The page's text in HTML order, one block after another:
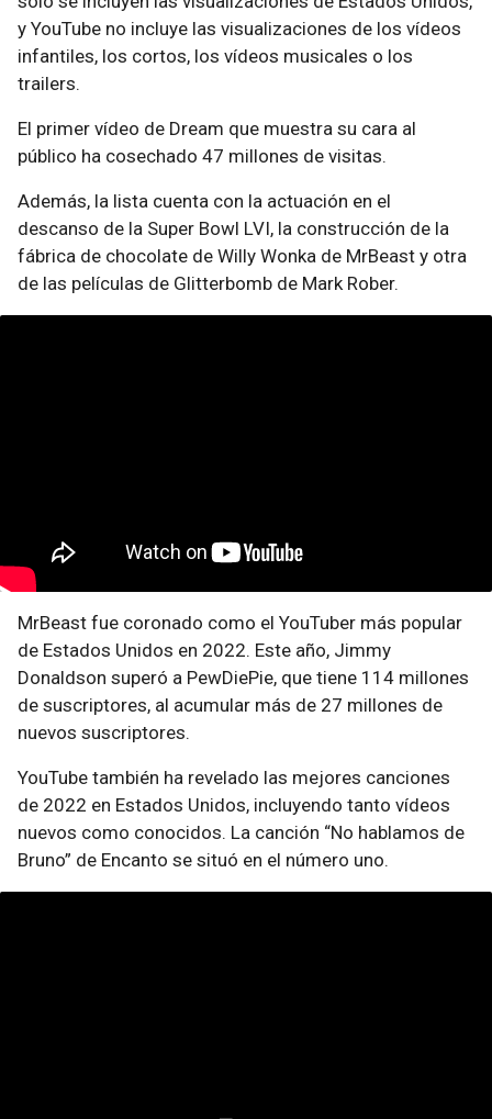
y YouTube no incluye las visualizaciones de los vídeos
infantiles, los cortos, los vídeos musicales o los
trailers.
El primer vídeo de Dream que muestra su cara al
público ha cosechado 47 millones de visitas.
Además, la lista cuenta con la actuación en el
descanso de la Super Bowl LVI, la construcción de la
fábrica de chocolate de Willy Wonka de MrBeast y otra
de las películas de Glitterbomb de Mark Rober.
MrBeast fue coronado como el YouTuber más popular
de Estados Unidos en 2022. Este año, Jimmy
Donaldson superó a PewDiePie, que tiene 114 millones
de suscriptores, al acumular más de 27 millones de
nuevos suscriptores.
YouTube también ha revelado las mejores canciones
de 2022 en Estados Unidos, incluyendo tanto vídeos
nuevos como conocidos. La canción “No hablamos de
Bruno” de Encanto se situó en el número uno.